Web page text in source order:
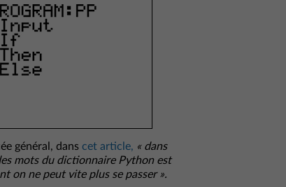
général, dans cet article, « dans
mots du dictionnaire Python est
on ne peut vite plus se passer ».